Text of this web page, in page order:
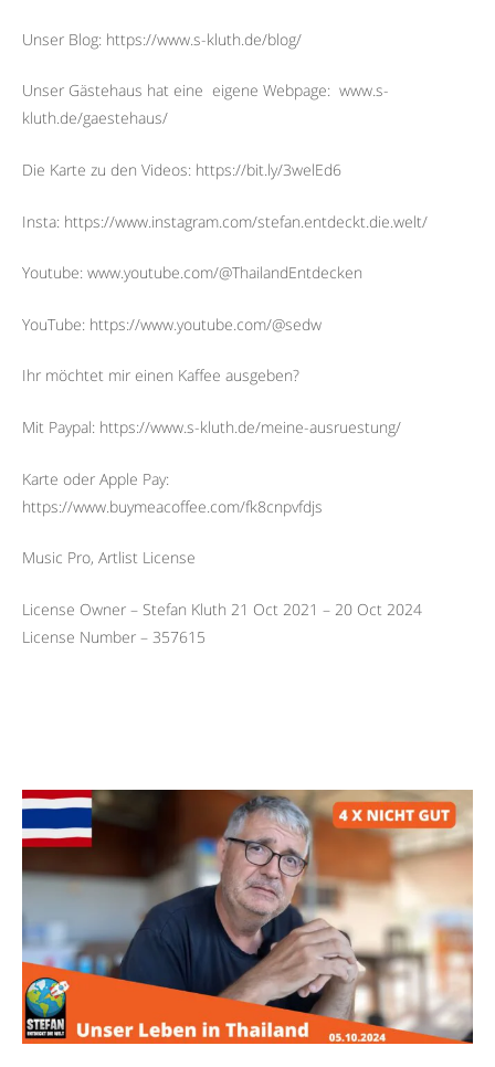
Unser Blog: https://www.s-kluth.de/blog/
Unser Gästehaus hat eine eigene Webpage: www.s-
kluth.de/gaestehaus/
Die Karte zu den Videos: https://bit.ly/3welEd6
Insta: https://www.instagram.com/stefan.entdeckt.die.welt/
Youtube: www.youtube.com/@ThailandEntdecken
YouTube: https://www.youtube.com/@sedw
Ihr möchtet mir einen Kaffee ausgeben?
Mit Paypal: https://www.s-kluth.de/meine-ausruestung/
Karte oder Apple Pay:
https://www.buymeacoffee.com/fk8cnpvfdjs
Music Pro, Artlist License
License Owner – Stefan Kluth 21 Oct 2021 – 20 Oct 2024
License Number – 357615